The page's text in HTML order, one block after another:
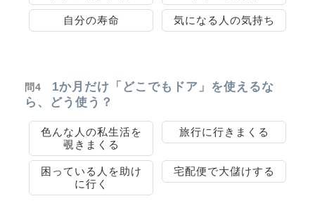
自分の寿命 気になる人の気持ち
問4
1か月だけ「どこでもドア」を使えるな
ら、どう使う？
色んな人の私生活を
覗きまくる
旅行に行きまくる
困っている人を助け
に行く
宅配便で大儲けする